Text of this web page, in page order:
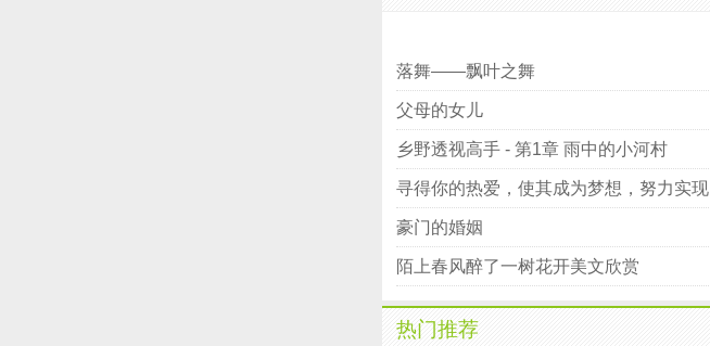
落舞――飘叶之舞
父母的女儿
乡野透视高手 - 第1章 雨中的小河村
寻得你的热爱，使其成为梦想，努力实现
豪门的婚姻
陌上春风醉了一树花开美文欣赏
热门推荐